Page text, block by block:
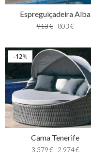
Espreguiçadeira Alba
913€ 803€
%
12
Cama Tenerife
3.379€ 2.974€